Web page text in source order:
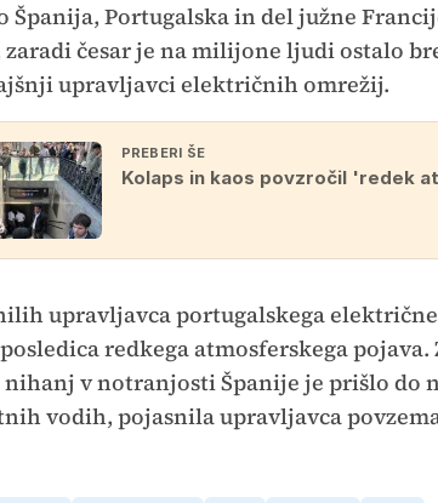
Španija, Portugalska in del južne
česar je na milijone ljudi ostalo
upravljavci električnih omrežij.
PREBERI ŠE
Kolaps in kaos povzročil 'redek
upravljavca portugalskega
redkega atmosferskega
v notranjosti Španije je prišlo do
vodih, pojasnila upravljavca